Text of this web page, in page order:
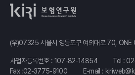
(우)07325 서울시 영등포구 여의대로 70, ONE
사업자등록번호 : 107-82-14854 Tel :
Fax :02-3775-9100
E-mail :